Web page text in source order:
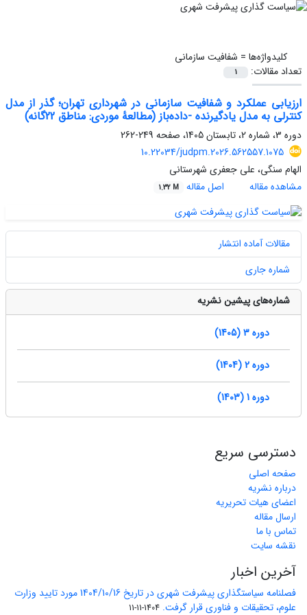
کلیدواژه‌ها = شفافیت سازمانی
تعداد مقالات:
1
ارزیابی عملکرد و شفافیت سازمانی در شهرداری تهران؛ گذر از مدل
کنترلی به مدل یادگیرنده -داده‌باز (مطالعۀ موردی: مناطق 22گانه)
دوره 3، شماره 2، تابستان 1405، صفحه
249-262
10.22034/judpm.2026.562557.1075
الهام سنگی، علی جعفری شهرستانی
مشاهده مقاله
اصل مقاله 1.32 M
مقالات آماده انتشار
شماره جاری
شماره‌های پیشین نشریه
دوره 3 (1405)
دوره 2 (1404)
دوره 1 (1403)
دسترسی سریع
صفحه اصلی
درباره نشریه
اعضای هیات تحریریه
ارسال مقاله
تماس با ما
نقشه سایت
آخرین اخبار
فصلنامه سیاستگذاری پیشرفت شهری در تاریخ 1404/10/16 مورد تایید وزارت
علوم، تحقیقات و فناوری قرار گرفت. 1404-11-11